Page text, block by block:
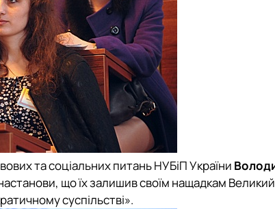
та соціальних питань НУБіП України
що їх залишив своїм нащадкам
суспільстві».